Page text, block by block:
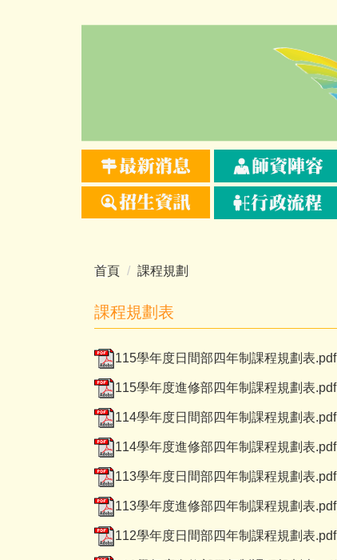
首頁 課程規劃
課程規劃表
115學年度日間部四年制課程規劃表.pdf
115學年度進修部四年制課程規劃表.pdf
114學年度日間部四年制課程規劃表.pdf
114學年度進修部四年制課程規劃表.pdf
113學年度日間部四年制課程規劃表.pdf
113學年度進修部四年制課程規劃表.pdf
112學年度日間部四年制課程規劃表.pdf